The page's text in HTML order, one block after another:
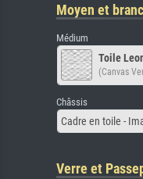
Moyen et
Médium
Toile
(Canvas
Châssis
Cadre en toile -
Verre et